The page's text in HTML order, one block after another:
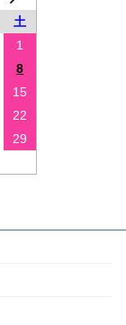
土
1
8
15
22
29